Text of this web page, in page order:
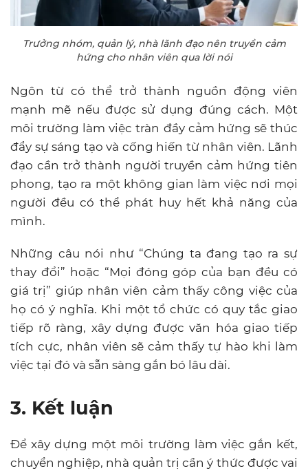
Trưởng nhóm, quản lý, nhà lãnh đạo nên truyền cảm
hứng cho nhân viên qua lời nói
Ngôn từ có thể trở thành nguồn động viên
mạnh mẽ nếu được sử dụng đúng cách. Một
môi trường làm việc tràn đầy cảm hứng sẽ thúc
đẩy sự sáng tạo và cống hiến từ nhân viên. Lãnh
đạo cần trở thành người truyền cảm hứng tiên
phong, tạo ra một không gian làm việc nơi mọi
người đều có thể phát huy hết khả năng của
mình.
Những câu nói như “Chúng ta đang tạo ra sự
thay đổi” hoặc “Mọi đóng góp của bạn đều có
giá trị” giúp nhân viên cảm thấy công việc của
họ có ý nghĩa. Khi một tổ chức có quy tắc giao
tiếp rõ ràng, xây dựng được văn hóa giao tiếp
tích cực, nhân viên sẽ cảm thấy tự hào khi làm
việc tại đó và sẵn sàng gắn bó lâu dài.
3. Kết luận
Để xây dựng một môi trường làm việc gắn kết,
chuyển nghiệp, nhà quản trị cần ý thức được vai